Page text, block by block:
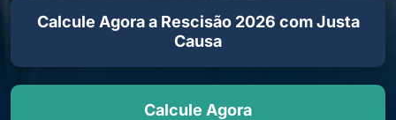
Calcule Agora a Rescisão 2026 com Justa
Causa
Calcule Agora